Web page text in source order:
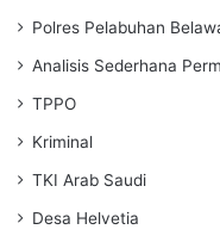
Polres Pelabuhan
Analisis Sederhana
TPPO
Kriminal
TKI Arab Saudi
Desa Helvetia